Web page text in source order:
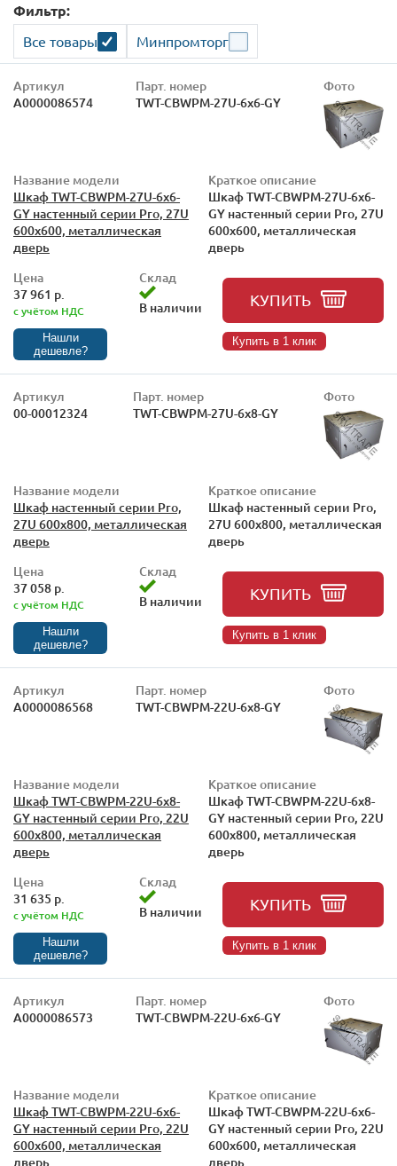
Фильтр:
Все товары Минпромторг
Артикул
А0000086574
Парт. номер
TWT-CBWPM-27U-6x6-GY
Фото
Название модели
Шкаф TWT-CBWPM-27U-6x6-
GY настенный серии Pro, 27U
600x600, металлическая
дверь
Краткое описание
Шкаф TWT-CBWPM-27U-6x6-
GY настенный серии Pro, 27U
600x600, металлическая
дверь
Цена
37 961 р.
с учётом НДС
Нашли
дешевле?
Склад
В наличии
КУПИТЬ
Купить в 1 клик
Артикул
00-00012324
Парт. номер
TWT-CBWPM-27U-6x8-GY
Фото
Название модели
Шкаф настенный серии Pro,
27U 600x800, металлическая
дверь
Краткое описание
Шкаф настенный серии Pro,
27U 600x800, металлическая
дверь
Цена
37 058 р.
с учётом НДС
Нашли
дешевле?
Склад
В наличии
КУПИТЬ
Купить в 1 клик
Артикул
А0000086568
Парт. номер
TWT-CBWPM-22U-6x8-GY
Фото
Название модели
Шкаф TWT-CBWPM-22U-6x8-
GY настенный серии Pro, 22U
600x800, металлическая
дверь
Краткое описание
Шкаф TWT-CBWPM-22U-6x8-
GY настенный серии Pro, 22U
600x800, металлическая
дверь
Цена
31 635 р.
с учётом НДС
Нашли
дешевле?
Склад
В наличии
КУПИТЬ
Купить в 1 клик
Артикул
А0000086573
Парт. номер
TWT-CBWPM-22U-6x6-GY
Фото
Название модели
Шкаф TWT-CBWPM-22U-6x6-
GY настенный серии Pro, 22U
600x600, металлическая
дверь
Краткое описание
Шкаф TWT-CBWPM-22U-6x6-
GY настенный серии Pro, 22U
600x600, металлическая
дверь